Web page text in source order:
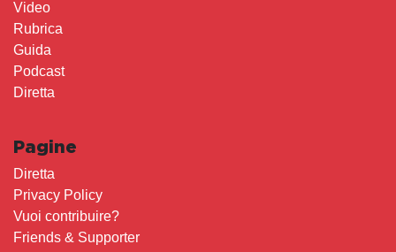
Video
Rubrica
Guida
Podcast
Diretta
Pagine
Diretta
Privacy Policy
Vuoi contribuire?
Friends & Supporter